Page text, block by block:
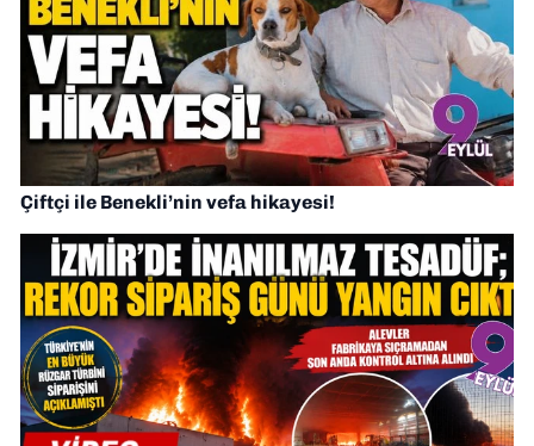
Çiftçi ile Benekli’nin vefa hikayesi!